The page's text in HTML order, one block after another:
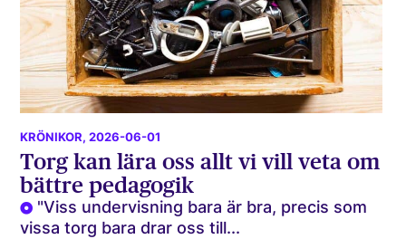
KRÖNIKOR, 2026-06-01
Torg kan lära oss allt vi vill veta om
bättre pedagogik
"Viss undervisning bara är bra, precis som
vissa torg bara drar oss till...